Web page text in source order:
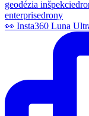
👀 Insta360 Luna